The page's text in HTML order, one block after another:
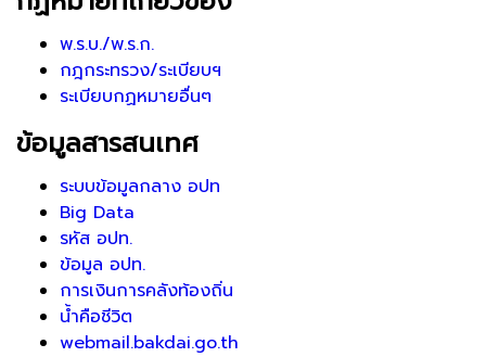
พ.ร.บ./พ.ร.ก.
กฎกระทรวง/ระเบียบฯ
ระเบียบกฏหมายอื่นๆ
ข้อมูลสารสนเทศ
ระบบข้อมูลกลาง อปท
Big Data
รหัส อปท.
ข้อมูล อปท.
การเงินการคลังท้องถิ่น
น้ำคือชีวิต
webmail.bakdai.go.th